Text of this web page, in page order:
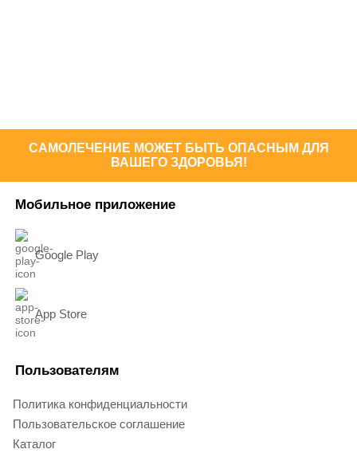
САМОЛЕЧЕНИЕ МОЖЕТ БЫТЬ ОПАСНЫМ ДЛЯ
ВАШЕГО ЗДОРОВЬЯ!
Мобильное приложение
Google Play
App Store
Пользователям
Политика конфиденциальности
Пользовательское соглашение
Каталог